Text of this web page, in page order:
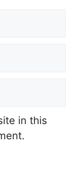
in this